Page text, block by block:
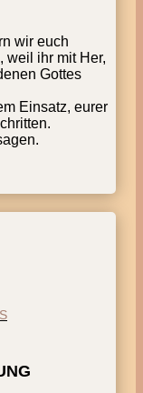
wir euch
weil ihr mit Her,
Gottes
Einsatz, eurer